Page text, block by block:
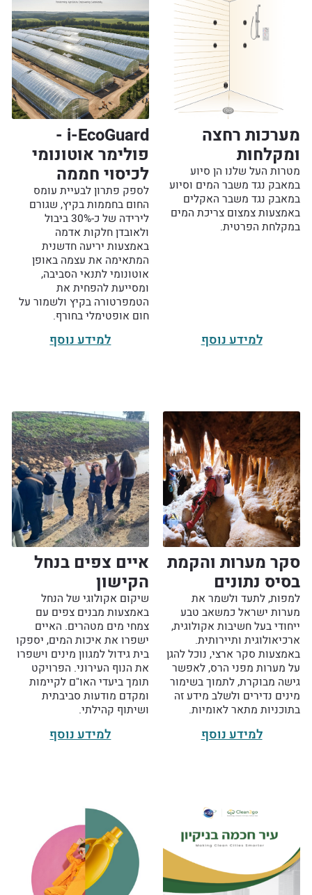
מערכות רחצה
ומקלחות
מטרות העל שלנו הן סיוע
במאבק נגד משבר המים וסיוע
במאבק נגד משבר האקלים
באמצעות צמצום צריכת המים
במקלחת הפרטית.
למידע נוסף
i-EcoGuard -
פולימר אוטונומי
לכיסוי חממה
לספק פתרון לבעיית עומס
החום בחממות בקיץ, שגורם
לירידה של כ-30% ביבול
ולאובדן חלקות אדמה
באמצעות יריעה חדשנית
המתאימה את עצמה באופן
אוטונומי לתנאי הסביבה,
ומסייעת להפחית את
הטמפרטורה בקיץ ולשמור על
חום אופטימלי בחורף.
למידע נוסף
סקר מערות והקמת
בסיס נתונים
למפות, לתעד ולשמר את
מערות ישראל כמשאב טבע
ייחודי בעל חשיבות אקולוגית,
ארכיאולוגית ותיירותית.
באמצעות סקר ארצי, נוכל להגן
על מערות מפני הרס, לאפשר
גישה מבוקרת, לתמוך בשימור
מינים נדירים ולשלב מידע זה
בתוכניות מתאר לאומיות.
למידע נוסף
איים צפים בנחל
הקישון
שיקום אקולוגי של הנחל
באמצעות מבנים צפים עם
צמחי מים מטהרים. האיים
ישפרו את איכות המים, יספקו
בית גידול למגוון מינים וישפרו
את הנוף העירוני. הפרויקט
תומך ביעדי האו"ם לקיימות
ומקדם מודעות סביבתית
ושיתוף קהילתי.
למידע נוסף